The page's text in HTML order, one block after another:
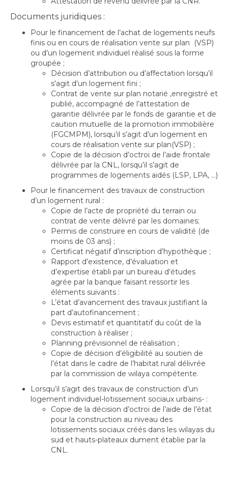
Documents juridiques :
Pour le financement de l’achat de logements neufs
finis ou en cours de réalisation vente sur plan (VSP)
ou d’un logement individuel réalisé sous la forme
groupée ;
Décision d’attribution ou d’affectation lorsqu’il
s’agit d’un logement fini ;
Contrat de vente sur plan notarié ,enregistré et
publié, accompagné de l’attestation de
garantie délivrée par le fonds de garantie et de
caution mutuelle de la promotion immobilière
(FGCMPM), lorsqu’il s’agit d’un logement en
cours de réalisation vente sur plan(VSP) ;
Copie de la décision d’octroi de l’aide frontale
délivrée par la CNL, lorsqu’il s’agit de
programmes de logements aidés (LSP, LPA, …)
Pour le financement des travaux de construction
d’un logement rural :
Copie de l’acte de propriété du terrain ou
contrat de vente délivré par les domaines;
Permis de construire en cours de validité (de
moins de 03 ans) ;
Certificat négatif d’inscription d’hypothèque ;
Rapport d’existence, d’évaluation et
d’expertise établi par un bureau d’études
agrée par la banque faisant ressortir les
éléments suivants :
L’état d’avancement des travaux justifiant la
part d’autofinancement ;
Devis estimatif et quantitatif du coût de la
construction à réaliser ;
Planning prévisionnel de réalisation ;
Copie de décision d’éligibilité au soutien de
l’état dans le cadre de l’habitat rural délivrée
par la commission de wilaya compétente.
Lorsqu’il s’agit des travaux de construction d’un
logement individuel-lotissement sociaux urbains- :
Copie de la décision d’octroi de l’aide de l’état
pour la construction au niveau des
lotissements sociaux créés dans les wilayas du
sud et hauts-plateaux dument établie par la
CNL.